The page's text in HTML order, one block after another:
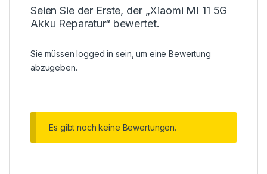
Seien Sie der Erste, der „Xiaomi MI 11 5G
Akku Reparatur“ bewertet.
Sie müssenlogged in sein, um eine Bewertung
abzugeben.
Es gibt noch keine Bewertungen.